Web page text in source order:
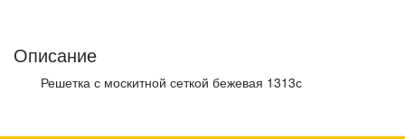
Описание
Решетка с москитной сеткой бежевая 1313с